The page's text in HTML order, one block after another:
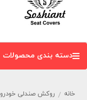
دسته بندی محصولات
خانه / روکش صندلی خودرو